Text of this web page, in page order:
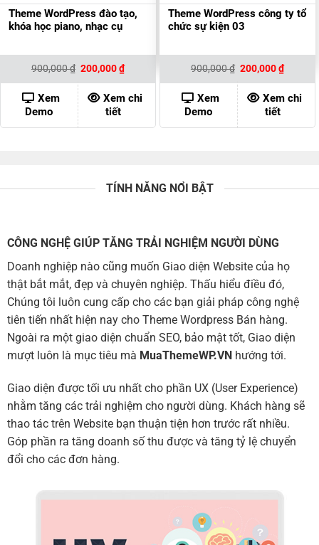
Theme WordPress đào tạo,
khóa học piano, nhạc cụ
900,000₫ Giá
là:
900,000 ₫.
200,000₫Giá
hiện
tại
là:
200,000 ₫.
Xem
Demo
Xem chi
tiết
Theme WordPress công ty tổ
chức sự kiện 03
900,000₫ Giá
là:
900,000 ₫.
200,000₫Giá
hiện
tại
là:
Xem
Demo
Xem chi
tiết
TÍNH NĂNG NỔI BẬT
CÔNG NGHỆ GIÚP TĂNG TRẢI NGHIỆM NGƯỜI DÙNG
Doanh nghiệp nào cũng muốn Giao diện Website của họ
thật bắt mắt, đẹp và chuyên nghiệp. Thấu hiểu điều đó,
Chúng tôi luôn cung cấp cho các bạn giải pháp công nghệ
tiên tiến nhất hiện nay cho Theme Wordpress Bán hàng.
Ngoài ra một giao diện chuẩn SEO, bảo mật tốt, Giao diện
mượt luôn là mục tiêu mà MuaThemeWP.VN hướng tới.
Giao diện được tối ưu nhất cho phần UX (User Experience)
nhằm tăng các trải nghiệm cho người dùng. Khách hàng sẽ
thao tác trên Website bạn thuận tiện hơn trước rất nhiều.
Góp phần ra tăng doanh số thu được và tăng tỷ lệ chuyển
đổi cho các đơn hàng.